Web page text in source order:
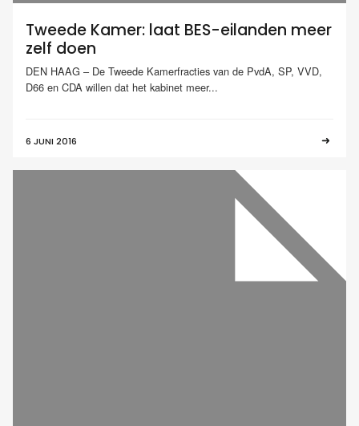
Tweede Kamer: laat BES-eilanden meer
zelf doen
DEN HAAG – De Tweede Kamerfracties van de PvdA, SP, VVD,
D66 en CDA willen dat het kabinet meer...
6 JUNI 2016